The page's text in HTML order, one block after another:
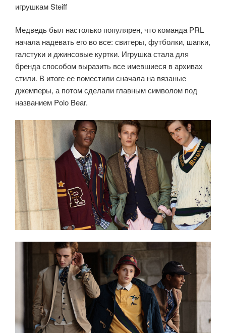
игрушкам Steiff
Медведь был настолько популярен, что команда PRL
начала надевать его во все: свитеры, футболки, шапки,
галстуки и джинсовые куртки. Игрушка стала для
бренда способом выразить все имевшиеся в архивах
стили. В итоге ее поместили сначала на вязаные
джемперы, а потом сделали главным символом под
названием Polo Bear.